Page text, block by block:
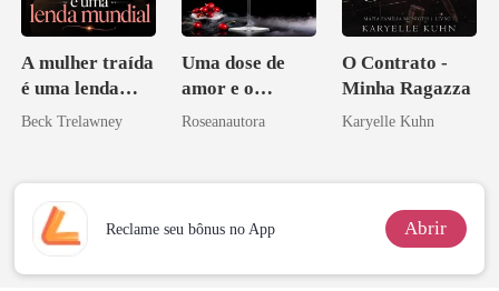
A mulher traída
é uma lenda
mundial
Beck Trelawney
Uma dose de
amor e o
coração de um
Roseanautora
O Contrato -
Minha Ragazza
Karyelle Kuhn
Reclame seu bônus no App Abrir